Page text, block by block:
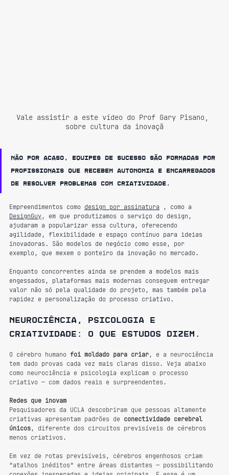
Vale assistir a este vídeo do Prof Gary Pisano,
sobre cultura da inovaçã
Não por acaso, equipes de sucesso são formadas por
profissionais que recebem autonomia e encarregados
de resolver problemas com criatividade.
Empreendimentos como design por assinatura , como a
DesignGuy, em que produtizamos o serviço do design,
ajudaram a popularizar essa cultura, oferecendo
agilidade, flexibilidade e espaço contínuo para ideias
inovadoras. São modelos de negócio como esse, por
exemplo, que mexem o ponteiro da inovação no mercado.
Enquanto concorrentes ainda se prendem a modelos mais
engessados, plataformas mais modernas conseguem entregar
valor não só pela qualidade do projeto, mas também pela
rapidez e personalização do processo criativo.
Neurociência, psicologia e
criatividade: o que estudos dizem.
O cérebro humano foi moldado para criar, e a neurociência
tem dado provas cada vez mais claras disso. Veja abaixo
como neurociência e psicologia explicam o processo
criativo — com dados reais e surpreendentes.
Redes que inovam
Pesquisadores da UCLA descobriram que pessoas altamente
criativas apresentam padrões de conectividade cerebral
únicos, diferente dos circuitos previsíveis de cérebros
menos criativos.
Em vez de rotas previsíveis, cérebros engenhosos criam
“atalhos inéditos” entre áreas distantes — possibilitando